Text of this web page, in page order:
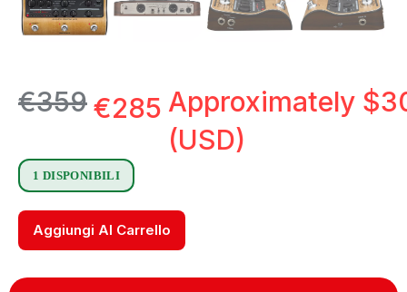
€359€285 Approximately $
(USD)
1 DISPONIBILI
Aggiungi Al Carrello